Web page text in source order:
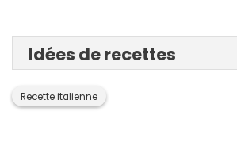
Idées de recettes
Recette italienne